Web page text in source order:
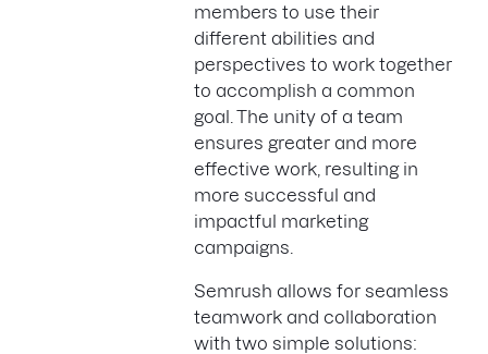
members to use their
different abilities and
perspectives to work together
to accomplish a common
goal. The unity of a team
ensures greater and more
effective work, resulting in
more successful and
impactful marketing
campaigns.
Semrush allows for seamless
teamwork and collaboration
with two simple solutions: